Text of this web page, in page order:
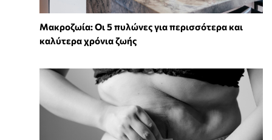
Mακροζωία: Οι 5 πυλώνες για περισσότερα και
καλύτερα χρόνια ζωής